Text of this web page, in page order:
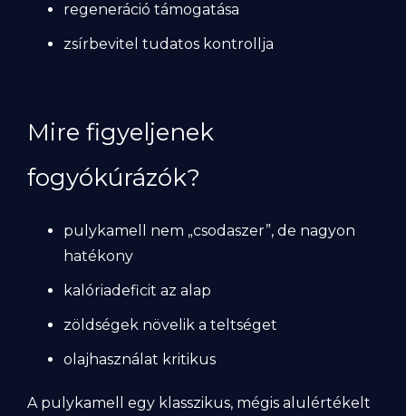
regeneráció támogatása
zsírbevitel tudatos kontrollja
Mire figyeljenek
fogyókúrázók?
pulykamell nem „csodaszer”, de nagyon
hatékony
kalóriadeficit az alap
zöldségek növelik a teltséget
olajhasználat kritikus
A pulykamell egy klasszikus, mégis alulértékelt